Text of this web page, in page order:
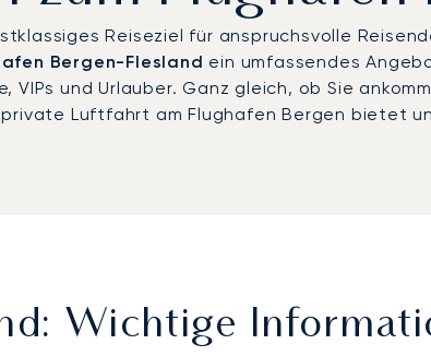
Reiseziel für anspruchsvolle
Bergen-Flesland ein umfassendes
und Urlauber. Ganz gleich, ob Sie
Luftfahrt am Flughafen Bergen bietet
Wichtige